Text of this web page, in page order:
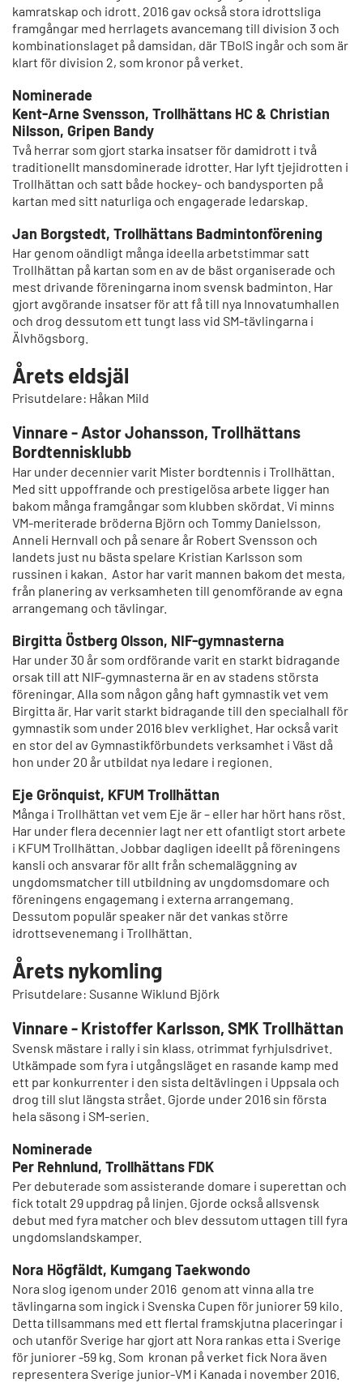
kamratskap och idrott. 2016 gav också stora idrottsliga
framgångar med herrlagets avancemang till division 3 och
kombinationslaget på damsidan, där TBoIS ingår och som är
klart för division 2, som kronor på verket.
Nominerade
Kent-Arne Svensson, Trollhättans HC & Christian
Nilsson, Gripen Bandy
Två herrar som gjort starka insatser för damidrott i två
traditionellt mansdominerade idrotter. Har lyft tjejidrotten i
Trollhättan och satt både hockey- och bandysporten på
kartan med sitt naturliga och engagerade ledarskap.
Jan Borgstedt, Trollhättans Badmintonförening
Har genom oändligt många ideella arbetstimmar satt
Trollhättan på kartan som en av de bäst organiserade och
mest drivande föreningarna inom svensk badminton. Har
gjort avgörande insatser för att få till nya Innovatumhallen
och drog dessutom ett tungt lass vid SM-tävlingarna i
Älvhögsborg.
Årets eldsjäl
Prisutdelare: Håkan Mild
Vinnare - Astor Johansson, Trollhättans
Bordtennisklubb
Har under decennier varit Mister bordtennis i Trollhättan.
Med sitt uppoffrande och prestigelösa arbete ligger han
bakom många framgångar som klubben skördat. Vi minns
VM-meriterade bröderna Björn och Tommy Danielsson,
Anneli Hernvall och på senare år Robert Svensson och
landets just nu bästa spelare Kristian Karlsson som
russinen i kakan. Astor har varit mannen bakom det mesta,
från planering av verksamheten till genomförande av egna
arrangemang och tävlingar.
Birgitta Östberg Olsson, NIF-gymnasterna
Har under 30 år som ordförande varit en starkt bidragande
orsak till att NIF-gymnasterna är en av stadens största
föreningar. Alla som någon gång haft gymnastik vet vem
Birgitta är. Har varit starkt bidragande till den specialhall för
gymnastik som under 2016 blev verklighet. Har också varit
en stor del av Gymnastikförbundets verksamhet i Väst då
hon under 20 år utbildat nya ledare i regionen.
Eje Grönquist, KFUM Trollhättan
Många i Trollhättan vet vem Eje är – eller har hört hans röst.
Har under flera decennier lagt ner ett ofantligt stort arbete
i KFUM Trollhättan. Jobbar dagligen ideellt på föreningens
kansli och ansvarar för allt från schemaläggning av
ungdomsmatcher till utbildning av ungdomsdomare och
föreningens engagemang i externa arrangemang.
Dessutom populär speaker när det vankas större
idrottsevenemang i Trollhättan.
Årets nykomling
Prisutdelare: Susanne Wiklund Björk
Vinnare - Kristoffer Karlsson, SMK Trollhättan
Svensk mästare i rally i sin klass, otrimmat fyrhjulsdrivet.
Utkämpade som fyra i utgångsläget en rasande kamp med
ett par konkurrenter i den sista deltävlingen i Uppsala och
drog till slut längsta strået. Gjorde under 2016 sin första
hela säsong i SM-serien.
Nominerade
Per Rehnlund, Trollhättans FDK
Per debuterade som assisterande domare i superettan och
fick totalt 29 uppdrag på linjen. Gjorde också allsvensk
debut med fyra matcher och blev dessutom uttagen till fyra
ungdomslandskamper.
Nora Högfäldt, Kumgang Taekwondo
Nora slog igenom under 2016 genom att vinna alla tre
tävlingarna som ingick i Svenska Cupen för juniorer 59 kilo.
Detta tillsammans med ett flertal framskjutna placeringar i
och utanför Sverige har gjort att Nora rankas etta i Sverige
för juniorer -59 kg. Som kronan på verket fick Nora även
representera Sverige junior-VM i Kanada i november 2016.